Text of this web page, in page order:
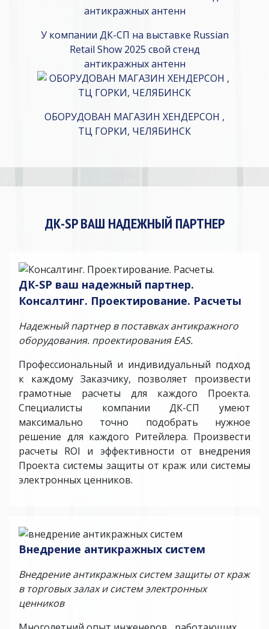
У компании ДК-СП на выставке Russian
Retail Show 2025 свой стенд
антикражных антенн
ОБОРУДОВАН МАГАЗИН ХЕНДЕРСОН ,
ТЦ ГОРКИ, ЧЕЛЯБИНСК
ДК-SP ВАШ НАДЕЖНЫЙ ПАРТНЕР
ДК-SP ваш надежный партнер. ​ ​​
Консалтинг. Проектирование. Расчеты
Надежный партнер в поставках антикражного
оборудования. ​​​проектирования EAS.
Профессиональный и индивидуальный подход
к каждому Заказчику, позволяет произвести
грамотные расчеты для каждого Проекта.
Специалисты компании ДК-СП умеют
максимально точно подобрать нужное
решение для каждого Ритейлера. Произвести
расчеты ROI и эффективности от внедрения
Проекта системы защиты от краж или системы
электронных ценников.
Внедрение антикражных систем
Внедрение антикражных систем защиты от краж
в торговых залах и систем электронных
ценников